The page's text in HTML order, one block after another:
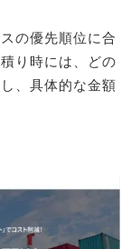
の優先順位に合
り時には、どの
、具体的な金額